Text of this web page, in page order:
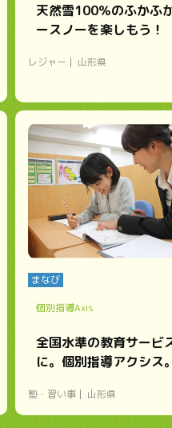
天然雪100％のふかふ
ースノーを楽しもう！
レジャー 山形県
まなび
個別指導Axis
全国水準の教育サービ
に。個別指導アクシス。
塾・習い事 山形県